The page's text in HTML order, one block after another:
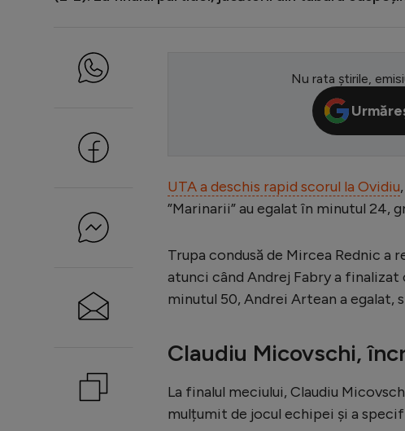
Nu rata știrile,
UTA a deschis rapid scorul la Ovidiu
”Marinarii” au egalat în minutul 24,
Trupa condusă de Mircea Rednic a
atunci când Andrej Fabry a finalizat
minutul 50, Andrei Artean a
Claudiu Micovschi,
La finalul meciului, Claudiu
mulțumit de jocul echipei și a